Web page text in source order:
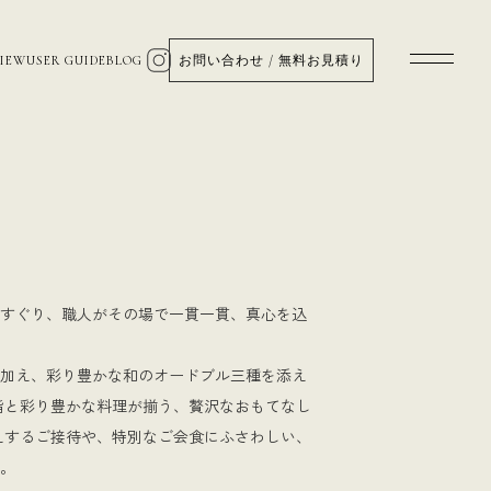
USER GUIDEBLOG お問い合わせ / 無料お見積り
ぐり、職人がその場で一貫一貫、真心を込
え、彩り豊かな和のオードブル三種を添え
彩り豊かな料理が揃う、贅沢なおもてなし
るご接待や、特別なご会食にふさわしい、